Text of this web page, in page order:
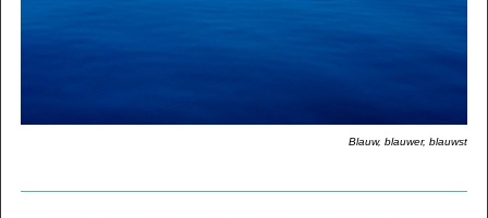
Blauw, blauwer, blauwst